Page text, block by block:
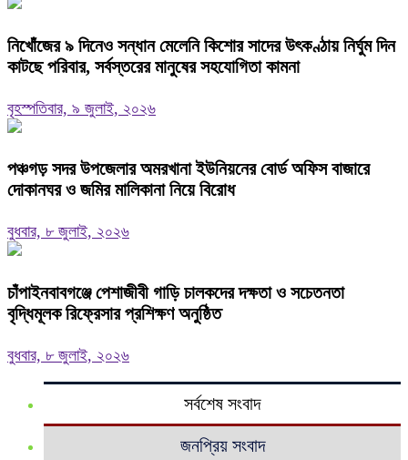
নিখোঁজের ৯ দিনেও সন্ধান মেলেনি কিশোর সাদের উৎকণ্ঠায় নির্ঘুম দিন
কাটছে পরিবার, সর্বস্তরের মানুষের সহযোগিতা কামনা
বৃহস্পতিবার, ৯ জুলাই, ২০২৬
পঞ্চগড় সদর উপজেলার অমরখানা ইউনিয়নের বোর্ড অফিস বাজারে
দোকানঘর ও জমির মালিকানা নিয়ে বিরোধ
বুধবার, ৮ জুলাই, ২০২৬
চাঁপাইনবাবগঞ্জে পেশাজীবী গাড়ি চালকদের দক্ষতা ও সচেতনতা
বৃদ্ধিমূলক রিফ্রেসার প্রশিক্ষণ অনুষ্ঠিত
বুধবার, ৮ জুলাই, ২০২৬
সর্বশেষ সংবাদ
জনপ্রিয় সংবাদ